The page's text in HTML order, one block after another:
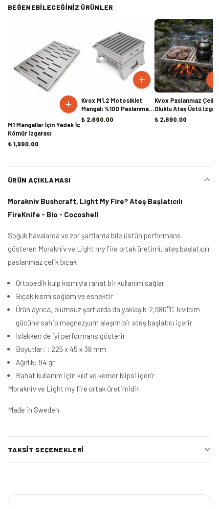
BEĞENEBILECEĞINIZ ÜRÜNLER
M1 Mangallar İçin Yedek İç
Kömür Izgarası
₺ 1,990.00
Kvox M1.2 Motosiklet
Mangalı %100 Paslanmaz
Çelik
₺ 2,690.00
Kvox Paslanmaz Çelik
Oluklu Ateş Üstü
₺ 2,690.00
ÜRÜN AÇIKLAMASI
Morakniv Bushcraft, Light My Fire® Ateş Başlatıcılı
FireKnife - Bio - Cocoshell
Soğuk havalarda ve zor şartlarda bile üstün performans
gösteren Morakniv ve Light my fire ortak üretimi, ateş başlatıcılı
paslanmaz çelik bıçak
Ortopedik kulp kısmıyla rahat bir kullanım sağlar
Bıçak kısmı sağlam ve esnektir
Ürün ayrıca, olumsuz şartlarda da yaklaşık 2,980°C kıvılcım
gücüne sahip magnezyum alaşım bir ateş başlatıcı içerir
Islakken de iyi performans gösterir
Boyutlar: : 225 x 45 x 38 mm
Ağırlık: 94 gr.
Rahat kullanım için kılıf ve kemer klipsi içerir
Morakniv ve Light my fire ortak üretimidir.
Made in Sweden
TAKSIT SEÇENEKLERI